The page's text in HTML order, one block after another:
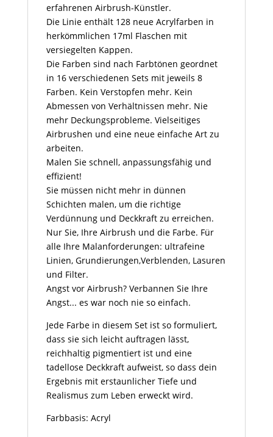
erfahrenen Airbrush-Künstler.
Die Linie enthält 128 neue Acrylfarben in
herkömmlichen 17ml Flaschen mit
versiegelten Kappen.
Die Farben sind nach Farbtönen geordnet
in 16 verschiedenen Sets mit jeweils 8
Farben. Kein Verstopfen mehr. Kein
Abmessen von Verhältnissen mehr. Nie
mehr Deckungsprobleme. Vielseitiges
Airbrushen und eine neue einfache Art zu
arbeiten.
Malen Sie schnell, anpassungsfähig und
effizient!
Sie müssen nicht mehr in dünnen
Schichten malen, um die richtige
Verdünnung und Deckkraft zu erreichen.
Nur Sie, Ihre Airbrush und die Farbe. Für
alle Ihre Malanforderungen: ultrafeine
Linien, Grundierungen,Verblenden, Lasuren
und Filter.
Angst vor Airbrush? Verbannen Sie Ihre
Angst... es war noch nie so einfach.
Jede Farbe in diesem Set ist so formuliert,
dass sie sich leicht auftragen lässt,
reichhaltig pigmentiert ist und eine
tadellose Deckkraft aufweist, so dass dein
Ergebnis mit erstaunlicher Tiefe und
Realismus zum Leben erweckt wird.
Farbbasis: Acryl